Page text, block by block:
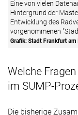
Eine von vielen
Hintergrund der
Entwicklung des
vorgenommenen
Grafik: Stadt Frankfurt am
Welche
im SUMP-
Die bisherige